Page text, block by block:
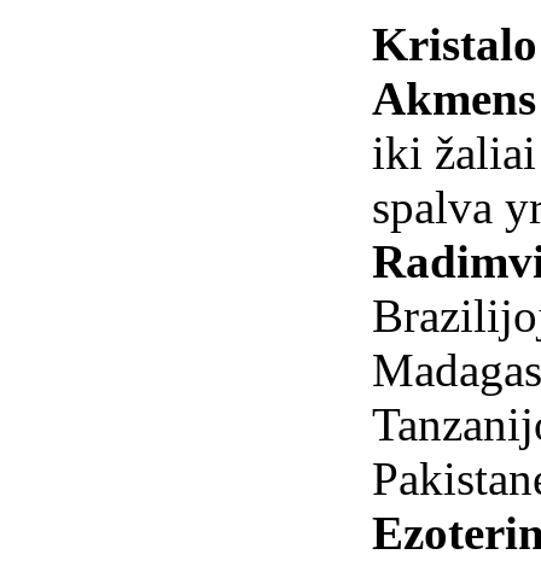
iki
spalva